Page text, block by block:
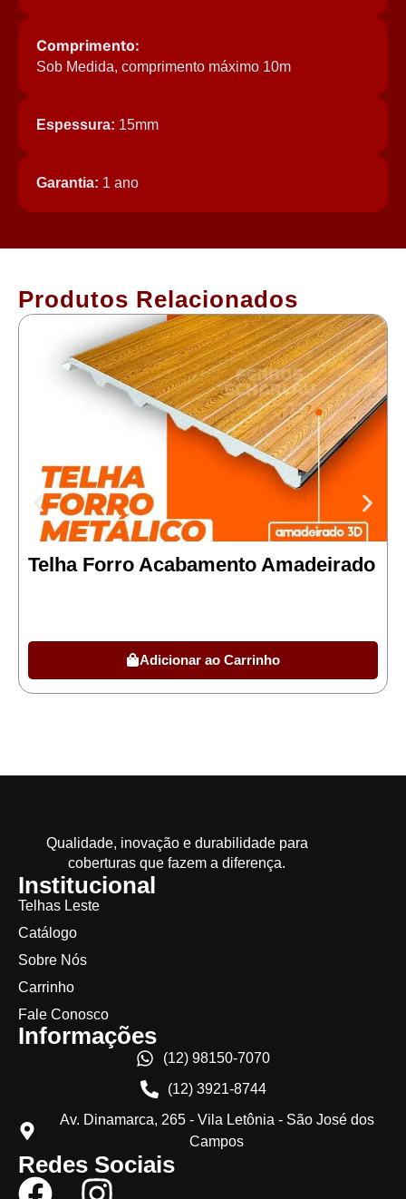
Comprimento:
Sob Medida, comprimento máximo 10m
Espessura: 15mm
Garantia: 1 ano
Produtos Relacionados
Telha Forro Acabamento Amadeirado
Adicionar ao Carrinho
Qualidade, inovação e durabilidade para
coberturas que fazem a diferença.
Institucional
Telhas Leste
Catálogo
Sobre Nós
Carrinho
Fale Conosco
Informações
(12) 98150-7070
(12) 3921-8744
Av. Dinamarca, 265 - Vila Letônia - São José dos
Campos
Redes Sociais